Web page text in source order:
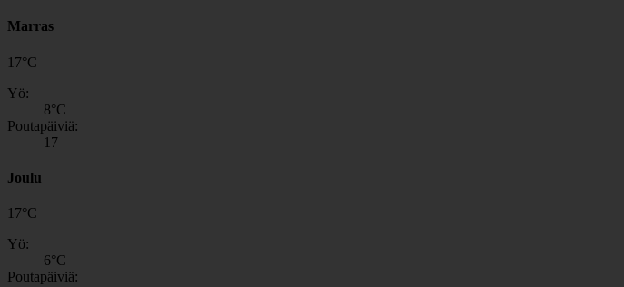
Marras
17°C
Yö:
8°C
Poutapäiviä:
17
Joulu
17°C
Yö:
6°C
Poutapäiviä: